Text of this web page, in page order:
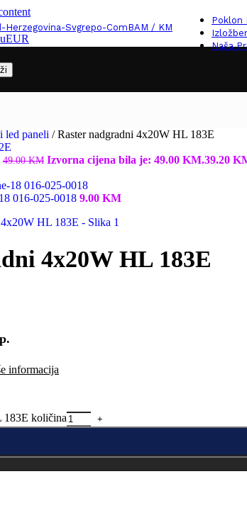
BAM / KM
EUR
Poklon
Naša
led paneli / Raster nadgradni 4x20W HL 183E
49.00KM Izvorna cijena bila je: 49.00 KM.39.20
016-025-0018 9.00 KM
4x20W HL 183E
informacija
183E količina